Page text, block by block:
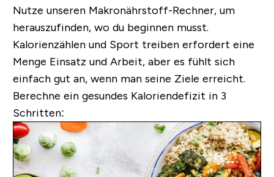
Nutze unseren Makronährstoff-Rechner, um
herauszufinden, wo du beginnen musst.
Kalorienzählen und Sport treiben erfordert eine
Menge Einsatz und Arbeit, aber es fühlt sich
einfach gut an, wenn man seine Ziele erreicht.
Berechne ein gesundes Kaloriendefizit in 3
Schritten: